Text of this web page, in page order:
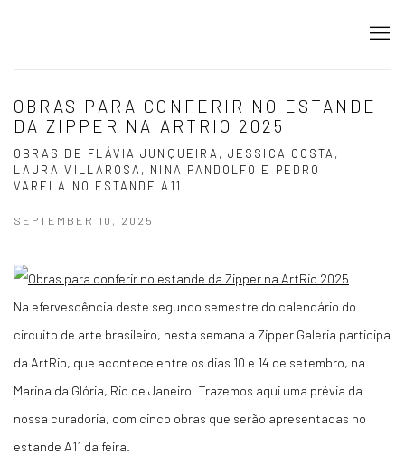
OBRAS PARA CONFERIR NO ESTANDE
DA ZIPPER NA ARTRIO 2025
OBRAS DE FLÁVIA JUNQUEIRA, JESSICA COSTA,
LAURA VILLAROSA, NINA PANDOLFO E PEDRO
VARELA NO ESTANDE A11
SEPTEMBER 10, 2025
Na efervescência deste segundo semestre do calendário do
circuito de arte brasileiro, nesta semana a Zipper Galeria participa
da ArtRio, que acontece entre os dias 10 e 14 de setembro, na
Marina da Glória, Rio de Janeiro. Trazemos aqui uma prévia da
nossa curadoria, com cinco obras que serão apresentadas no
estande A11 da feira.